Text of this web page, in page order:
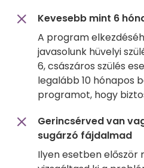
Kevesebb mint 6
A program
javasolunk hüvelyi
6, császáros szülés
legalább 10 hónapos
programot, hogy
Gerincsérved van
sugárzó fájdalmad
Ilyen esetben először